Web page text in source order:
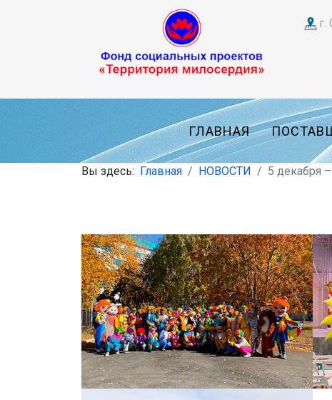
г.
ГЛАВНАЯ
Вы здесь: Главная НОВОСТИ 5 декабря